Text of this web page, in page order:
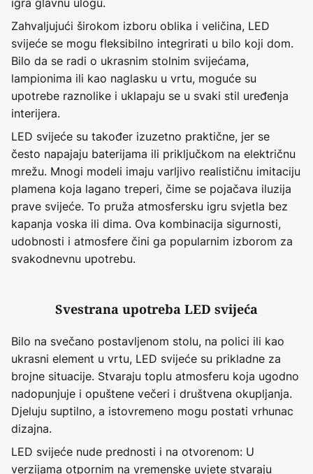
Zahvaljujući širokom izboru oblika i veličina, LED
svijeće se mogu fleksibilno integrirati u bilo koji dom.
Bilo da se radi o ukrasnim stolnim svijećama,
lampionima ili kao naglasku u vrtu, moguće su
upotrebe raznolike i uklapaju se u svaki stil uređenja
interijera.
LED svijeće su također izuzetno praktične, jer se
često napajaju baterijama ili priključkom na električnu
mrežu. Mnogi modeli imaju varljivo realističnu imitaciju
plamena koja lagano treperi, čime se pojačava iluzija
prave svijeće. To pruža atmosfersku igru svjetla bez
kapanja voska ili dima. Ova kombinacija sigurnosti,
udobnosti i atmosfere čini ga popularnim izborom za
svakodnevnu upotrebu.
Svestrana upotreba LED svijeća
Bilo na svečano postavljenom stolu, na polici ili kao
ukrasni element u vrtu, LED svijeće su prikladne za
brojne situacije. Stvaraju toplu atmosferu koja ugodno
nadopunjuje i opuštene večeri i društvena okupljanja.
Djeluju suptilno, a istovremeno mogu postati vrhunac
dizajna.
LED svijeće nude prednosti i na otvorenom: U
verzijama otpornim na vremenske uvjete stvaraju